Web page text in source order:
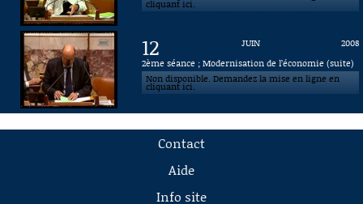
cliquant ici.
12 JUIN
2008
2ème séance ; Modernisation de l’économie (suite)
Non disponible. Demandez la mise en ligne en
cliquant ici.
Contact
Aide
Info site